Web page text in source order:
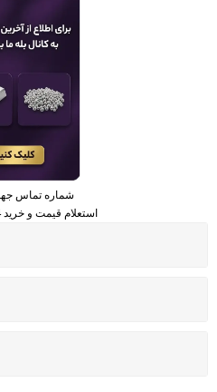
استعلام قیمت و خرید 09120149274